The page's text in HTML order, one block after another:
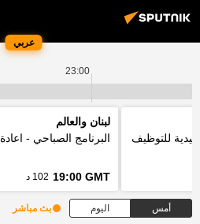
عربي
23:00
التقليدية للتوظيف
لبنان والعالم
البرنامج الصباحي - اعادة
19:00 GMT 102 د
أمس اليوم بث مباشر